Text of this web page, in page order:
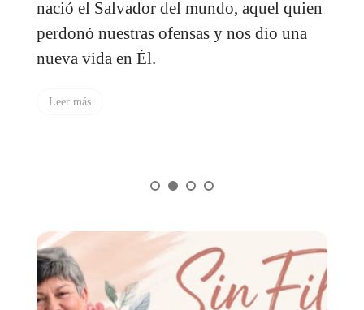
nació el Salvador del mundo, aquel quien
perdonó nuestras ofensas y nos dio una
nueva vida en Él.
Leer más